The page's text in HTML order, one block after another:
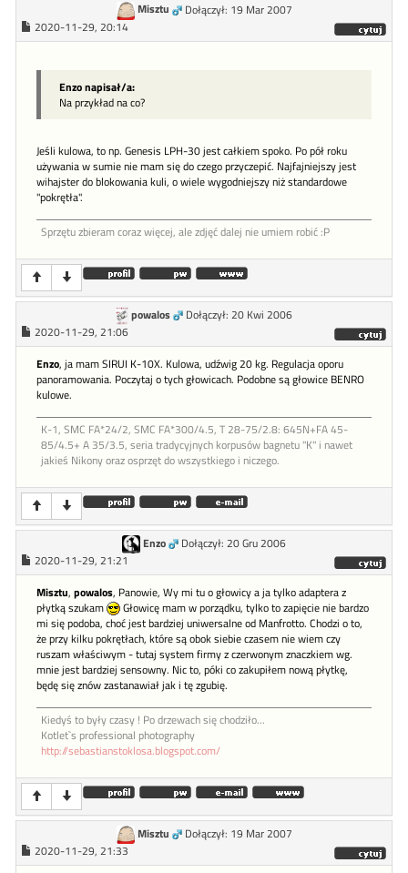
Misztu
Dołączył: 19 Mar 2007
2020-11-29, 20:14
Enzo napisał/a:
Na przykład na co?
Jeśli kulowa, to np. Genesis LPH-30 jest całkiem spoko. Po pół roku
używania w sumie nie mam się do czego przyczepić. Najfajniejszy jest
wihajster do blokowania kuli, o wiele wygodniejszy niż standardowe
"pokrętła".
Sprzętu zbieram coraz więcej, ale zdjęć dalej nie umiem robić :P
powalos
Dołączył: 20 Kwi 2006
2020-11-29, 21:06
Enzo, ja mam SIRUI K-10X. Kulowa, udźwig 20 kg. Regulacja oporu
panoramowania. Poczytaj o tych głowicach. Podobne są głowice BENRO
kulowe.
K-1, SMC FA*24/2, SMC FA*300/4.5, T 28-75/2.8: 645N+FA 45-
85/4.5+ A 35/3.5, seria tradycyjnych korpusów bagnetu "K" i nawet
jakieś Nikony oraz osprzęt do wszystkiego i niczego.
Enzo
Dołączył: 20 Gru 2006
2020-11-29, 21:21
Misztu, powalos, Panowie, Wy mi tu o głowicy a ja tylko adaptera z
płytką szukam
Głowicę mam w porządku, tylko to zapięcie nie bardzo
mi się podoba, choć jest bardziej uniwersalne od Manfrotto. Chodzi o to,
że przy kilku pokrętłach, które są obok siebie czasem nie wiem czy
ruszam właściwym - tutaj system firmy z czerwonym znaczkiem wg.
mnie jest bardziej sensowny. Nic to, póki co zakupiłem nową płytkę,
będę się znów zastanawiał jak i tę zgubię.
Kiedyś to były czasy ! Po drzewach się chodziło...
Kotlet`s professional photography
http://sebastianstoklosa.blogspot.com/
Misztu
Dołączył: 19 Mar 2007
2020-11-29, 21:33